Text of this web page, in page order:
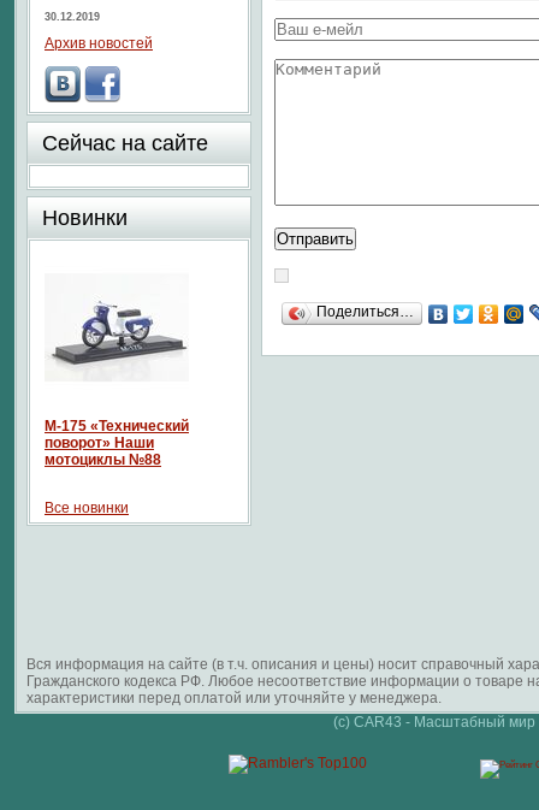
Поделиться…
30.12.2019
Архив новостей
Сейчас на сайте
Новинки
М-175 «Технический
поворот» Наши
мотоциклы №88
Все новинки
Вся информация на сайте (в т.ч. описания и цены) носит справочный
Гражданского кодекса РФ. Любое несоответствие информации о
характеристики перед оплатой или уточняйте у менеджера.
(c) CAR43 - Масштабный мир